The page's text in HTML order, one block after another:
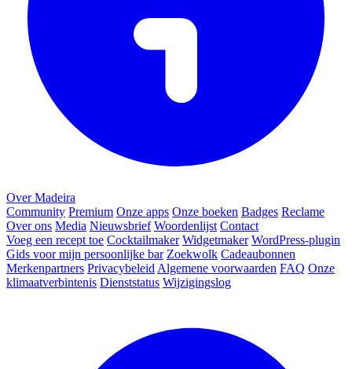
Over Madeira
Community Premium Onze apps Onze boeken Badges Reclame
Over ons Media Nieuwsbrief Woordenlijst Contact
Voeg een recept toe Cocktailmaker Widgetmaker WordPress-plugin
Gids voor mijn persoonlijke bar Zoekwolk Cadeaubonnen
Merkenpartners Privacybeleid Algemene voorwaarden FAQ Onze
klimaatverbintenis Dienststatus Wijzigingslog